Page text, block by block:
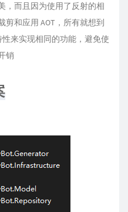
，而且因为使用了反射的相
剪和应用 AOT，所有就想到
来实现相同的功能，避免使
销